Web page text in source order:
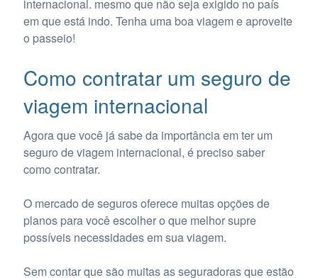
internacional. mesmo que não seja exigido no país
em que está indo. Tenha uma boa viagem e aproveite
o passeio!
Como contratar um seguro de
viagem internacional
Agora que você já sabe da importância em ter um
seguro de viagem internacional, é preciso saber
como contratar.
O mercado de seguros oferece muitas opções de
planos para você escolher o que melhor supre
possíveis necessidades em sua viagem.
Sem contar que são muitas as seguradoras que estão